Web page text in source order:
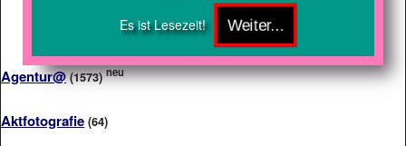
Es ist Lesezeit!
Agentur@ (1573) neu
Aktfotografie (64)